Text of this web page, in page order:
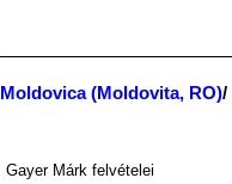
Moldovica (Moldovita, RO)/
Gayer Márk felvételei